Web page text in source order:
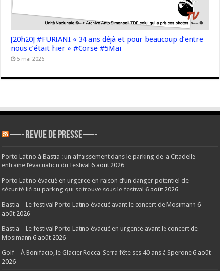
[20h20] #FURIANI « 34 ans déjà et pour beaucoup d’entre
nous c’était hier » #Corse #5Mai
5 mai 2026
—- REVUE DE PRESSE —-
Porto Latino à Bastia : un affaissement dans le parking de la Citadelle
entraîne l’évacuation du festival 6 août 2026
Porto Latino évacué en urgence en raison d’un danger potentiel de
sécurité lié au parking qui se trouve sous le festival 6 août 2026
Bastia – Le festival Porto Latino évacué avant le concert de Mosimann 6
août 2026
Bastia – Le festival Porto Latino évacué en urgence avant le concert de
Mosimann 6 août 2026
Golf – À Bonifacio, le Glacier Rocca-Serra fête ses 40 ans à Sperone 6 août
2026